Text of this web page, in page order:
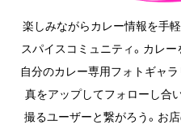
楽しみながらカレー情報を手
スパイスコミュニティ。カレー
自分のカレー専用フォトギャ
真をアップしてフォローし合
撮るユーザーと繋がろう。お店